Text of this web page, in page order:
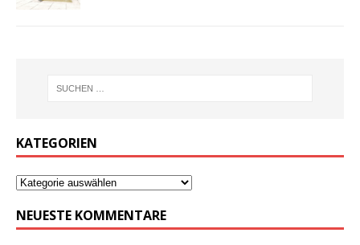
KATEGORIEN
NEUESTE KOMMENTARE